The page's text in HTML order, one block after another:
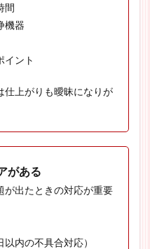
間
機器
イント
上がりも曖昧になりが
がある
が出たときの対応が重要
内の不具合対応）